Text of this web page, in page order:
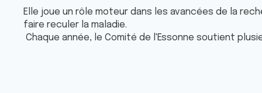
Elle joue un rôle moteur dans les avancées de la
faire reculer la maladie.
Chaque année, le Comité de l'Essonne soutient